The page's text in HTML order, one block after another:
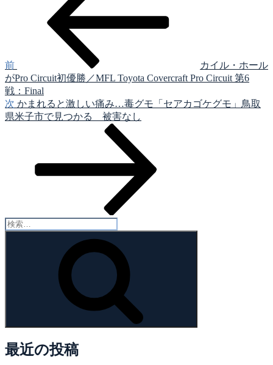
ゲ
ー
シ
ョ
前
カイル・ホール
がPro Circuit初優勝／MFL Toyota Covercraft Pro Circuit 第6
戦：Final
次
の
次 かまれると激しい痛み…毒グモ「セアカゴケグモ」鳥取
県米子市で見つかる 被害なし
検
最近の投稿